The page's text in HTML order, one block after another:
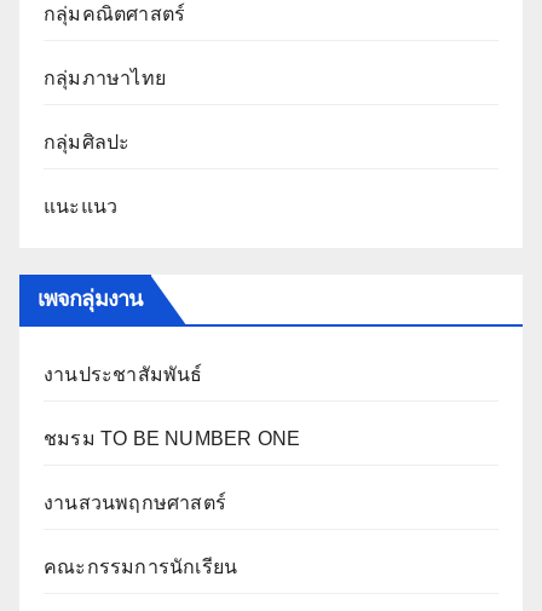
กลุ่มคณิตศาสตร์
กลุ่มภาษาไทย
กลุ่มศิลปะ
แนะแนว
เพจกลุ่มงาน
งานประชาสัมพันธ์
ชมรม TO BE NUMBER ONE
งานสวนพฤกษศาสตร์
คณะกรรมการนักเรียน